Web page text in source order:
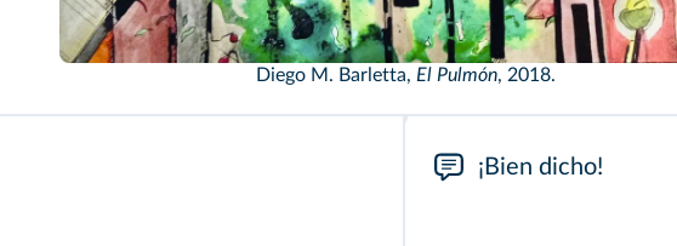
Diego M. Barletta, El Pulmón, 2018.
¡Bien dicho!